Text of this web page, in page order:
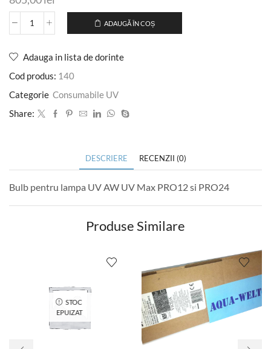
ADAUGĂ ÎN COȘ
Adauga in lista de dorinte
Cod produs: 140
Categorie Consumabile UV
Share:
DESCRIERE RECENZII (0)
Bulb pentru lampa UV AW UV Max PRO12 si PRO24
Produse Similare
STOC
EPUIZAT